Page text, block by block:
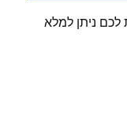
ניתן למלא